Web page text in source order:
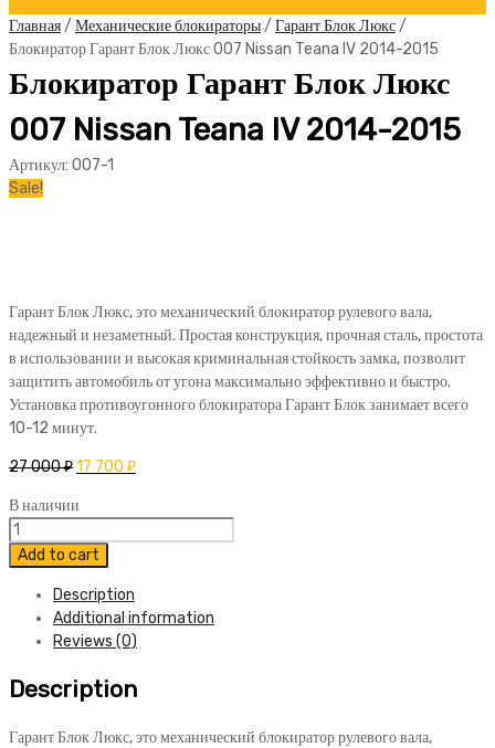
Главная/ Механические блокираторы/ Гарант Блок Люкс/
Блокиратор Гарант Блок Люкс 007 Nissan Teana IV 2014-2015
Блокиратор Гарант Блок Люкс
007 Nissan Teana IV 2014-2015
Артикул: 007-1
Sale!
Гарант Блок Люкс, это механический блокиратор рулевого вала,
надежный и незаметный. Простая конструкция, прочная сталь, простота
в использовании и высокая криминальная стойкость замка, позволит
защитить автомобиль от угона максимально эффективно и быстро.
Установка противоугонного блокиратора Гарант Блок занимает всего
10-12 минут.
27 000₽17 700 ₽
В наличии
Блокиратор
Гарант
Блок
Люкс
Nissan
IV
2015
Add to cart
Description
Additional information
Reviews (0)
Description
Гарант Блок Люкс, это механический блокиратор рулевого вала,